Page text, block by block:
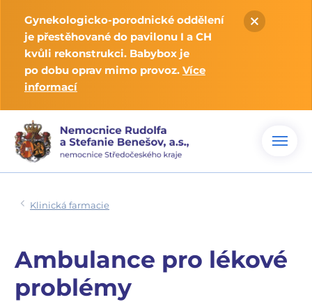
Gynekologicko-porodnické oddělení
je přestěhované do pavilonu I a CH
kvůli rekonstrukci. Babybox je
po dobu oprav mimo provoz. Více
informací
Klinická farmacie
Ambulance pro lékové
problémy